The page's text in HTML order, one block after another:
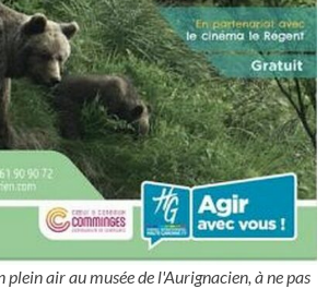
plein air au musée de l'Aurignacien, à ne pas